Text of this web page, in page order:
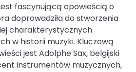
fascynującą opowieścią o
doprowadziła do stworzenia
charakterystycznych
w historii muzyki. Kluczową
jest Adolphe Sax, belgijski
instrumentów muzycznych,